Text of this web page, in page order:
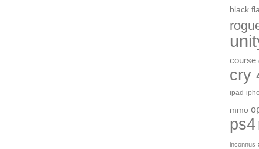
black
course
cry
ipad
mmo
ps4
inconnus